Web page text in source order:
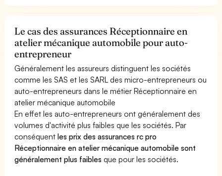
Le cas des assurances Réceptionnaire en
atelier mécanique automobile pour auto-
entrepreneur
Généralement les assureurs distinguent les sociétés
comme les SAS et les SARL des micro-entrepreneurs ou
auto-entrepreneurs dans le métier Réceptionnaire en
atelier mécanique automobile
En effet les auto-entrepreneurs ont généralement des
volumes d'activité plus faibles que les sociétés. Par
conséquentles prix des assurances rc pro
Réceptionnaire en atelier mécanique automobile sont
généralement plus faibles que pour les sociétés.